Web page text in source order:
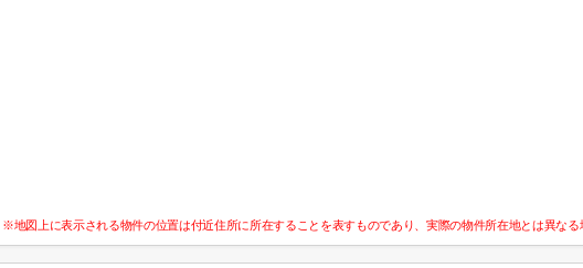
※地図上に表示される物件の位置は付近住所に所在することを表すものであり、実際の物件所在地とは異なる